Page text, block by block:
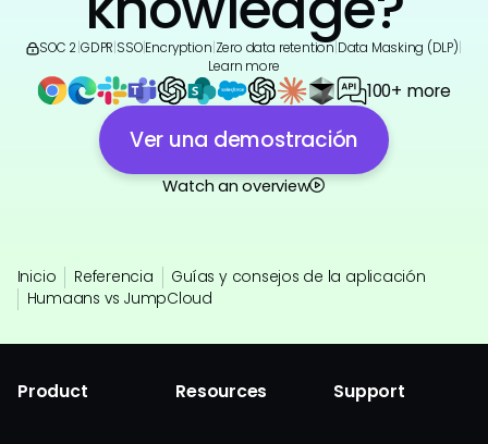
SOC 2 GDPR SSO|Encryption Zero data retention Data Masking (DLP)
Learn more
100+ more
Ver una demostración
Watch an overview
Inicio Referencia
Guías y consejos de la aplicación
Humaans vs JumpCloud
Product Resources Support